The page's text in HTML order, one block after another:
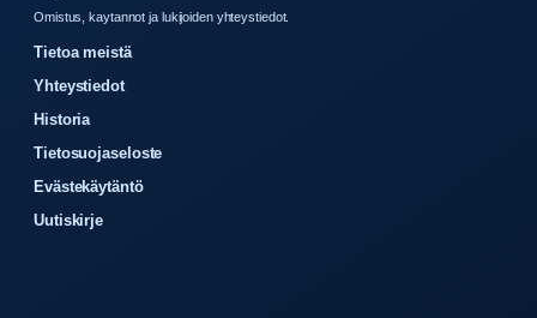
Omistus, kaytannot ja lukijoiden yhteystiedot.
Tietoa meistä
Yhteystiedot
Historia
Tietosuojaseloste
Evästekäytäntö
Uutiskirje